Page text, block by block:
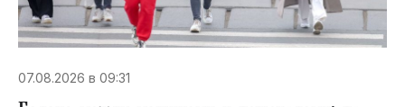
07.08.2026 в 09:31